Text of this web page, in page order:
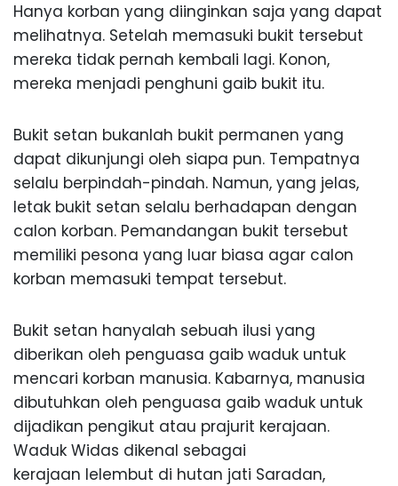
Hanya korban yang diinginkan saja yang dapat
melihatnya. Setelah memasuki bukit tersebut
mereka tidak pernah kembali lagi. Konon,
mereka menjadi penghuni gaib bukit itu.
Bukit setan bukanlah bukit permanen yang
dapat dikunjungi oleh siapa pun. Tempatnya
selalu berpindah-pindah. Namun, yang jelas,
letak bukit setan selalu berhadapan dengan
calon korban. Pemandangan bukit tersebut
memiliki pesona yang luar biasa agar calon
korban memasuki tempat tersebut.
Bukit setan hanyalah sebuah ilusi yang
diberikan oleh penguasa gaib waduk untuk
mencari korban manusia. Kabarnya, manusia
dibutuhkan oleh penguasa gaib waduk untuk
dijadikan pengikut atau prajurit kerajaan.
Waduk Widas dikenal sebagai
kerajaan lelembut di hutan jati Saradan,